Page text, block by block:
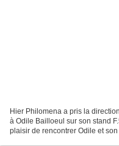
Hier Philomena a pris la
à Odile Bailloeul sur son stand
plaisir de rencontrer Odile et